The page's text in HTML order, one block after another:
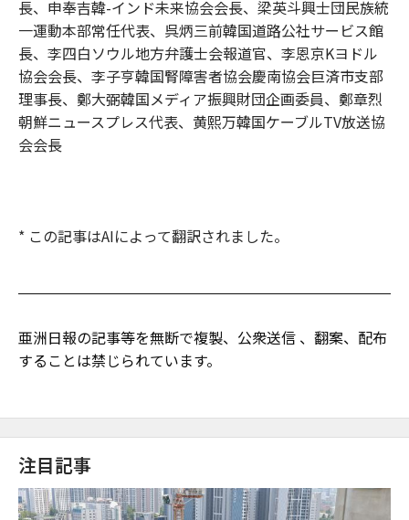
長、申奉吉韓-インド未来協会会長、梁英斗興士団民族統
一運動本部常任代表、呉炳三前韓国道路公社サービス館
長、李四白ソウル地方弁護士会報道官、李恩京Kヨドル
協会会長、李子亨韓国腎障害者協会慶南協会巨済市支部
理事長、鄭大弼韓国メディア振興財団企画委員、鄭章烈
朝鮮ニュースプレス代表、黄熙万韓国ケーブルTV放送協
会会長
* この記事はAIによって翻訳されました。
亜洲日報の記事等を無断で複製、公衆送信 、翻案、配布
することは禁じられています。
注目記事